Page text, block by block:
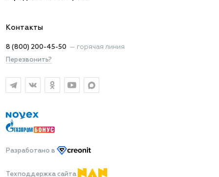
Контакты
8 (800) 200-45-50 — горячая линия
Перезвонить?
Разработано в
Техподдержка сайта